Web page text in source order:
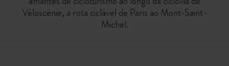
Véloscénie, a rota ciclável de Paris ao Mont-Saint-
Michel.